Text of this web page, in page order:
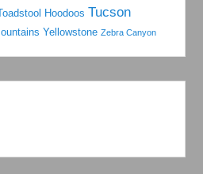
Hoodoos Tucson
Yellowstone Zebra Canyon